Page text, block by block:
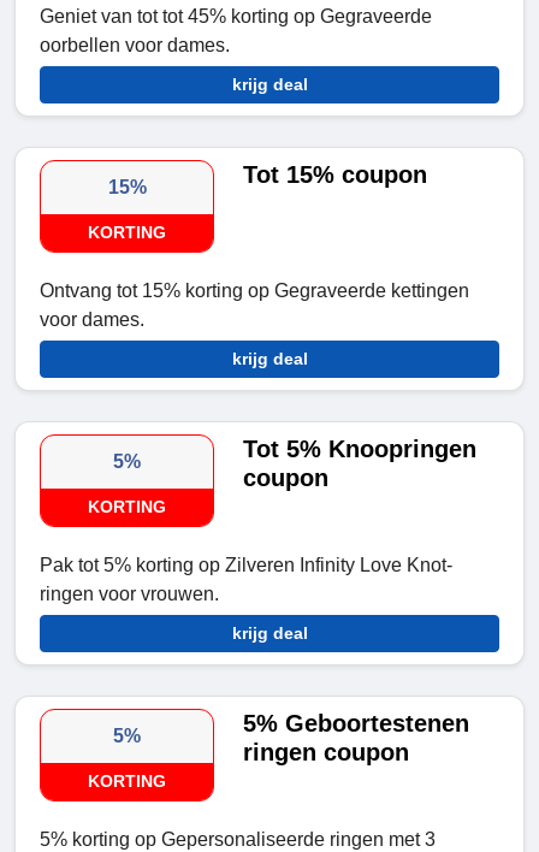
Geniet van tot tot 45% korting op Gegraveerde
oorbellen voor dames.
krijg deal
15%
KORTING
Tot 15% coupon
Ontvang tot 15% korting op Gegraveerde kettingen
voor dames.
krijg deal
5%
KORTING
Tot 5% Knoopringen
coupon
Pak tot 5% korting op Zilveren Infinity Love Knot-
ringen voor vrouwen.
krijg deal
5%
KORTING
5% Geboortestenen
ringen coupon
5% korting op Gepersonaliseerde ringen met 3